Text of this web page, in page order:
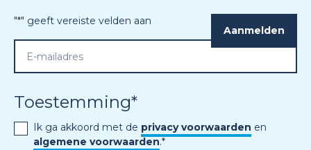
"*" geeft vereiste velden aan
Toestemming*
Ik ga akkoord met de privacy voorwaarden en
algemene voorwaarden.*